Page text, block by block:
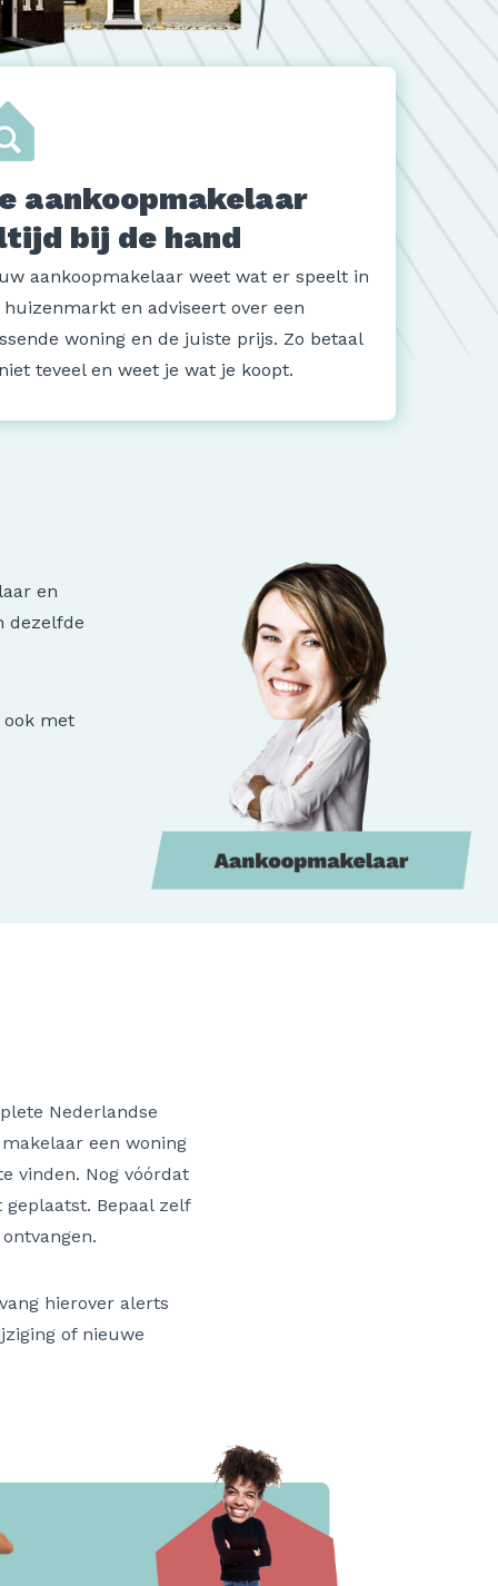
aankoopmakelaar
bij de hand
aankoopmakelaar weet wat er speelt in
huizenmarkt en adviseert over een
woning en de juiste prijs. Zo betaal
teveel en weet je wat je koopt.
en
dezelfde
met
Nederlandse
een woning
vinden. Nog vóórdat
Bepaal zelf
hierover alerts
of nieuwe